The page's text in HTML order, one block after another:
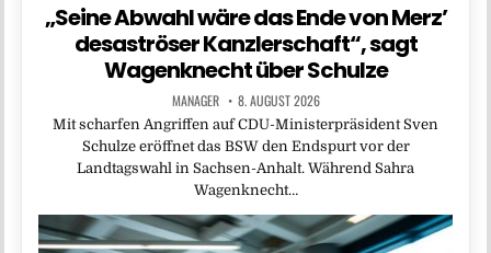
„Seine Abwahl wäre das Ende von Merz’
desaströser Kanzlerschaft“, sagt
Wagenknecht über Schulze
MANAGER 8. AUGUST 2026
Mit scharfen Angriffen auf CDU-Ministerpräsident Sven
Schulze eröffnet das BSW den Endspurt vor der
Landtagswahl in Sachsen-Anhalt. Während Sahra
Wagenknecht…